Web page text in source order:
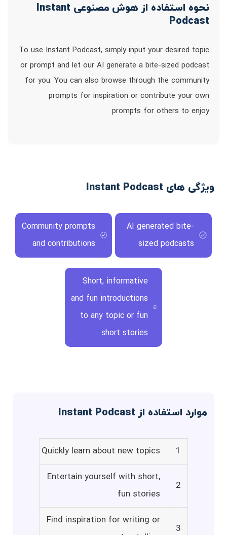
نحوه استفاده از هوش مصنوعی Instant
Podcast
To use Instant Podcast, simply input your desired topic
or prompt and let our AI generate a bite-sized podcast
for you. You can also browse through the community
prompts for inspiration or contribute your own
prompts for others to enjoy
ویژگی های Instant Podcast
AI generated bite-
sized podcasts
Community prompts
and contributions
Short, informative
and fun introductions
to any topic or fun
short stories
موارد استفاده از Instant Podcast
1
Quickly learn about new topics
2
Entertain yourself with short,
fun stories
3
Find inspiration for writing or